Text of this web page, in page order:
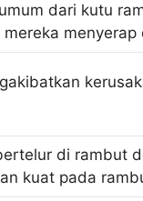
dari kutu
di rambut
kuat pada